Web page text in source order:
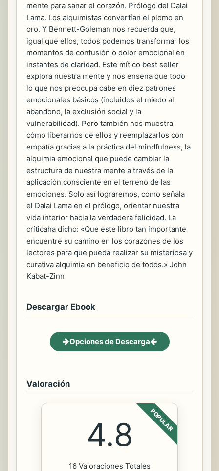
mente para sanar el corazón. Prólogo del Dalai
Lama. Los alquimistas convertían el plomo en
oro. Y Bennett-Goleman nos recuerda que,
igual que ellos, todos podemos transformar los
momentos de confusión o dolor emocional en
instantes de claridad. Este mítico best seller
explora nuestra mente y nos enseña que todo
lo que nos preocupa cabe en diez patrones
emocionales básicos (incluidos el miedo al
abandono, la exclusión social y la
vulnerabilidad). Pero también nos muestra
cómo liberarnos de ellos y reemplazarlos con
empatía gracias a la práctica del mindfulness, la
alquimia emocional que puede cambiar la
estructura de nuestra mente a través de la
aplicación consciente en el terreno de las
emociones. Solo así lograremos, como señala
el Dalai Lama en el prólogo, orientar nuestra
vida interior hacia la verdadera felicidad. La
críticaha dicho: «Que este libro tan importante
encuentre su camino en los corazones de los
lectores para que pueda realizar su misteriosa y
curativa alquimia en beneficio de todos.» John
Kabat-Zinn
Descargar Ebook
Opciones de Descarga
Valoración
POPULAR
4.8
16 Valoraciones Totales